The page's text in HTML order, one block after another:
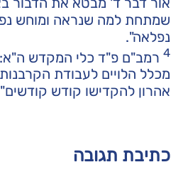
שמתחת למה שנראה ומוחש
נפלאה".
4רמב"ם פ"ד כלי המקדש ה"א:
מכלל הלויים לעבודת
אהרון להקדישו קודש
כתיבת תגובה